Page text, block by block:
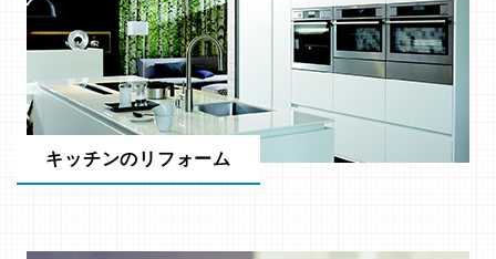
キッチンのリフォーム